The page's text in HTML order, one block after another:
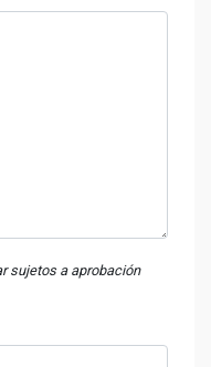
sujetos a aprobación